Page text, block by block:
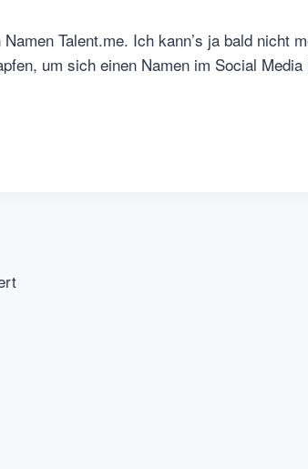
Talent.me. Ich kann’s ja bald nicht
um sich einen Namen im Social